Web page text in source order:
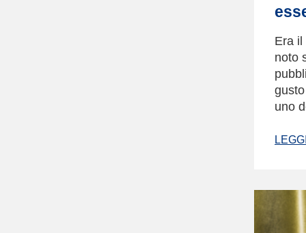
Era il
noto
uno